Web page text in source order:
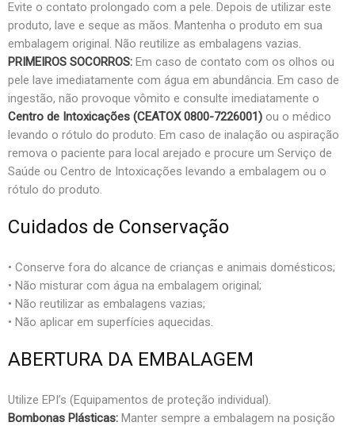
Evite o contato prolongado com a pele. Depois de utilizar este
produto, lave e seque as mãos. Mantenha o produto em sua
embalagem original. Não reutilize as embalagens vazias.
PRIMEIROS SOCORROS: Em caso de contato com os olhos ou
pele lave imediatamente com água em abundância. Em caso de
ingestão, não provoque vômito e consulte imediatamente o
Centro de Intoxicações (CEATOX 0800-7226001) ou o médico
levando o rótulo do produto. Em caso de inalação ou aspiração
remova o paciente para local arejado e procure um Serviço de
Saúde ou Centro de Intoxicações levando a embalagem ou o
rótulo do produto.
Cuidados de Conservação
• Conserve fora do alcance de crianças e animais domésticos;
• Não misturar com água na embalagem original;
• Não reutilizar as embalagens vazias;
• Não aplicar em superfícies aquecidas.
ABERTURA DA EMBALAGEM
Utilize EPI’s (Equipamentos de proteção individual).
Bombonas Plásticas: Manter sempre a embalagem na posição